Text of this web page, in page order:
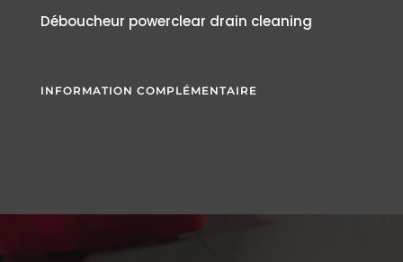
Déboucheur powerclear drain cleaning
INFORMATION COMPLÉMENTAIRE